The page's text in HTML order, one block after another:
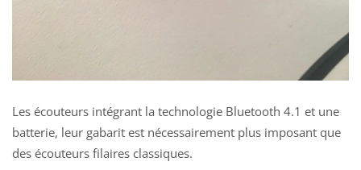
Les écouteurs intégrant la technologie Bluetooth 4.1 et une
batterie, leur gabarit est nécessairement plus imposant que
des écouteurs filaires classiques.